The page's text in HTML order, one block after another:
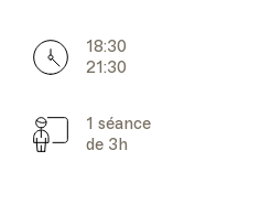
Heure
18:30
21:30
Cours
1 séance
de 3h